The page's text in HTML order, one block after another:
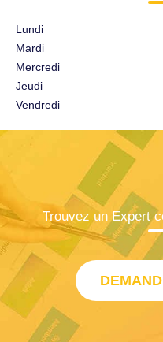
Lundi
Mardi
Mercredi
Jeudi
Vendredi
Trouvez un Expert